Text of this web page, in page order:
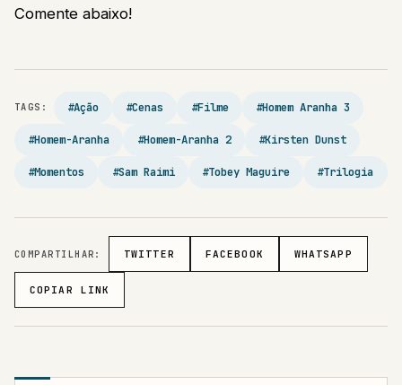
Comente abaixo!
TAGS: #Ação #Cenas #Filme #Homem Aranha 3
#Homem-Aranha #Homem-Aranha 2 #Kirsten Dunst
#Momentos #Sam Raimi #Tobey Maguire #Trilogia
COMPARTILHAR: TWITTER FACEBOOK WHATSAPP
COPIAR LINK